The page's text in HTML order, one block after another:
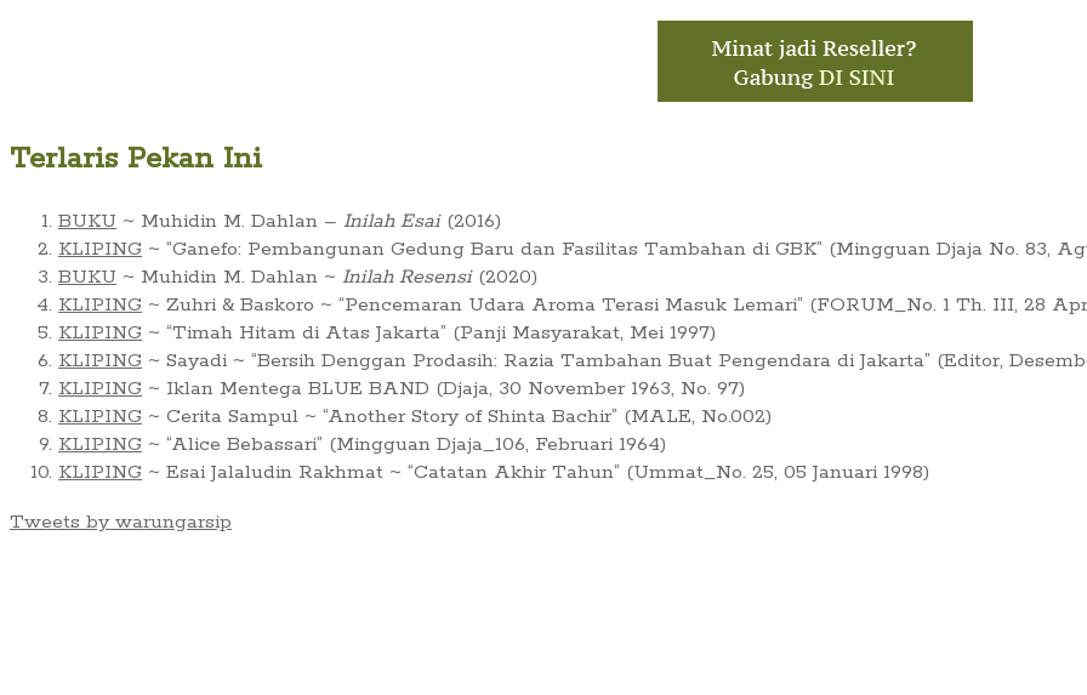
Terlaris Pekan Ini
BUKU ~ Muhidin M. Dahlan – Inilah Esai(2016)
KLIPING ~ “Ganefo: Pembangunan Gedung Baru dan Fasilitas Tambahan di GBK” (Mingguan Djaja No. 83,
BUKU ~ Muhidin M. Dahlan ~ Inilah Resensi(2020)
KLIPING ~ Zuhri & Baskoro ~ “Pencemaran Udara Aroma Terasi Masuk Lemari” (FORUM_No. 1 Th. III, 28
KLIPING ~ “Timah Hitam di Atas Jakarta” (Panji Masyarakat, Mei 1997)
KLIPING ~ Sayadi ~ “Bersih Denggan Prodasih: Razia Tambahan Buat Pengendara di Jakarta” (Editor,
KLIPING ~ Iklan Mentega BLUE BAND (Djaja, 30 November 1963, No. 97)
KLIPING ~ Cerita Sampul ~ “Another Story of Shinta Bachir” (MALE, No.002)
KLIPING ~ “Alice Bebassari” (Mingguan Djaja_106, Februari 1964)
KLIPING ~ Esai Jalaludin Rakhmat ~ “Catatan Akhir Tahun” (Ummat_No. 25, 05 Januari 1998)
Tweets by warungarsip